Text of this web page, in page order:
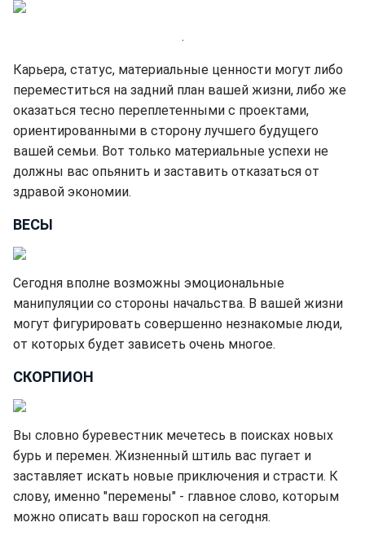
.
Карьера, статус, материальные ценности могут либо
переместиться на задний план вашей жизни, либо же
оказаться тесно переплетенными с проектами,
ориентированными в сторону лучшего будущего
вашей семьи. Вот только материальные успехи не
должны вас опьянить и заставить отказаться от
здравой экономии.
ВЕСЫ
Сегодня вполне возможны эмоциональные
манипуляции со стороны начальства. В вашей жизни
могут фигурировать совершенно незнакомые люди,
от которых будет зависеть очень многое.
СКОРПИОН
Вы словно буревестник мечетесь в поисках новых
бурь и перемен. Жизненный штиль вас пугает и
заставляет искать новые приключения и страсти. К
слову, именно "перемены" - главное слово, которым
можно описать ваш гороскоп на сегодня.